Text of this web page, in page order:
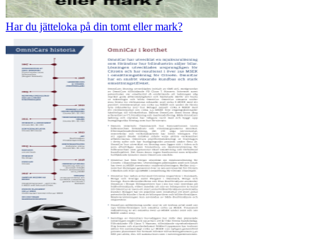
Har du jätteloka på din tomt eller mark?